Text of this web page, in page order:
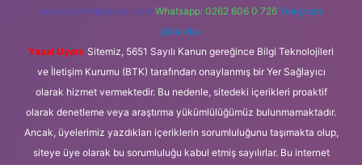
forumhizmeti@gmail.com Whatsapp: 0262 606 0 726 Telegram:
@karabul
Yasal Uyarı: Sitemiz, 5651 Sayılı Kanun gereğince Bilgi Teknolojileri
ve İletişim Kurumu (BTK) tarafından onaylanmış bir Yer Sağlayıcı
olarak hizmet vermektedir. Bu nedenle, sitedeki içerikleri proaktif
olarak denetleme veya araştırma yükümlülüğümüz bulunmamaktadır.
Ancak, üyelerimiz yazdıkları içeriklerin sorumluluğunu taşımakta olup,
siteye üye olarak bu sorumluluğu kabul etmiş sayılırlar. Bu internet